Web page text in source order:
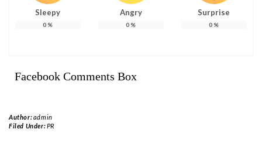
Sleepy
0 %
Angry
0 %
Surprise
0 %
Facebook Comments Box
Author:admin
Filed Under:PR